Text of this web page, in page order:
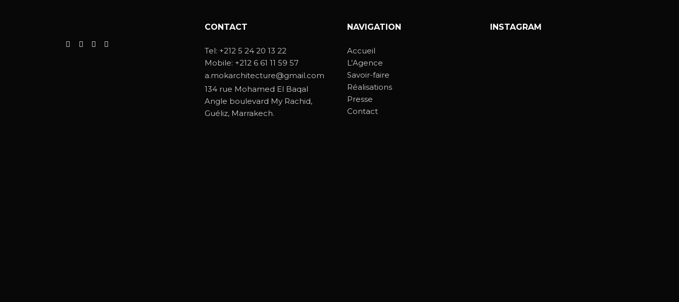
CONTACT
Tel: +212 5 24 20 13 22
Mobile: +212 6 61 11 59 57
a.mokarchitecture@gmail.com
134 rue Mohamed El Baqal
Angle boulevard My Rachid,
Guéliz, Marrakech.
NAVIGATION
Accueil
L’Agence
Savoir-faire
Réalisations
Presse
Contact
INSTAGRAM